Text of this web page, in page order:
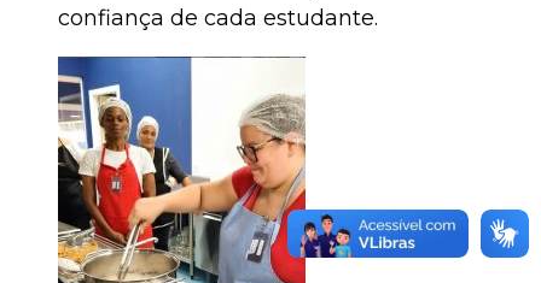
confiança de cada estudante.